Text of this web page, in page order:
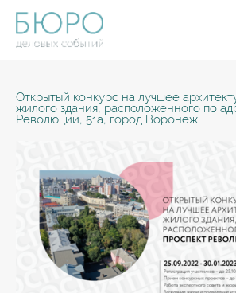
Открытый конкурс на лучшее
жилого здания, расположенного по
Революции, 51а, город Воронеж